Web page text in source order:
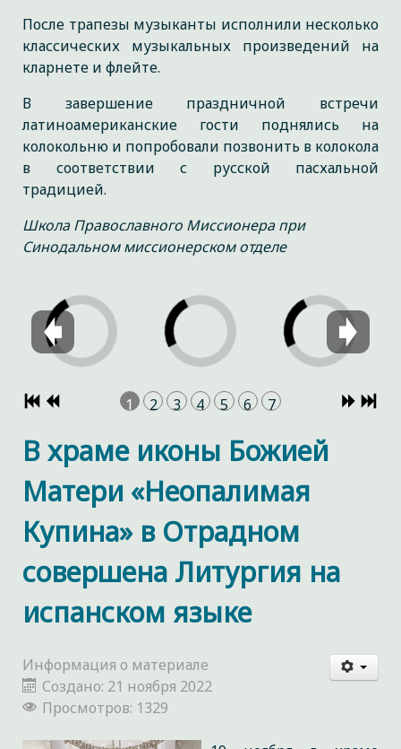
После трапезы музыканты исполнили несколько
классических музыкальных произведений на
кларнете и флейте.
В завершение праздничной встречи
латиноамериканские гости поднялись на
колокольню и попробовали позвонить в колокола
в соответствии с русской пасхальной
традицией.
Школа Православного Миссионера при
Синодальном миссионерском отделе
1 2 3 4 5 6 7
В храме иконы Божией
Матери «Неопалимая
Купина» в Отрадном
совершена Литургия на
испанском языке
Информация о материале
Создано: 21 ноября 2022
Просмотров: 1329